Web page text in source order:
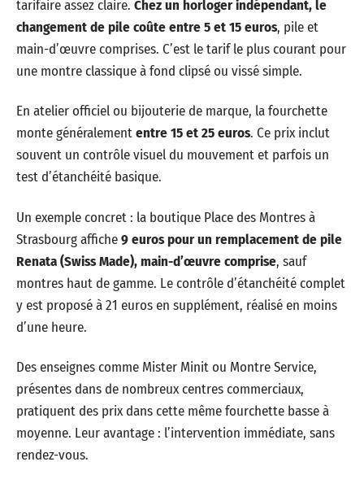
tarifaire assez claire. Chez un horloger indépendant, le
changement de pile coûte entre 5 et 15 euros, pile et
main-d’œuvre comprises. C’est le tarif le plus courant pour
une montre classique à fond clipsé ou vissé simple.
En atelier officiel ou bijouterie de marque, la fourchette
monte généralemententre 15 et 25 euros. Ce prix inclut
souvent un contrôle visuel du mouvement et parfois un
test d’étanchéité basique.
Un exemple concret : la boutique Place des Montres à
Strasbourg affiche9 euros pour un remplacement de pile
Renata (Swiss Made), main-d’œuvre comprise, sauf
montres haut de gamme. Le contrôle d’étanchéité complet
y est proposé à 21 euros en supplément, réalisé en moins
d’une heure.
Des enseignes comme Mister Minit ou Montre Service,
présentes dans de nombreux centres commerciaux,
pratiquent des prix dans cette même fourchette basse à
moyenne. Leur avantage : l’intervention immédiate, sans
rendez-vous.